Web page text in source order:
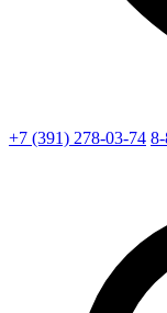
+7 (391) 278-03-74